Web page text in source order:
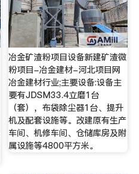
冶金矿渣粉项目设备新建矿渣微
粉项目-冶金建材-河北项目网
冶金建材行业;主要设备:设备主
要有JDSM33.4立磨1台
（套），布袋除尘器1台、提升
机及配套设施等。改建原有生产
车间、机修车间、仓储库房及附
属设施等4800平方米。